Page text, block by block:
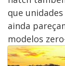
que
ainda
modelos